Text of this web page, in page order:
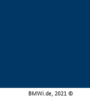
BMWi.de, 2021 ©